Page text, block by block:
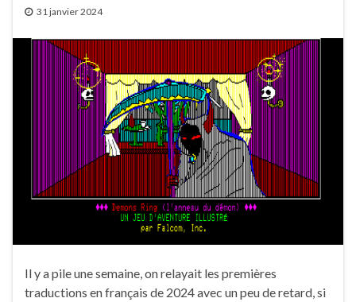
31 janvier 2024
Il y a pile une semaine, on relayait les premières
traductions en français de 2024 avec un peu de retard, si